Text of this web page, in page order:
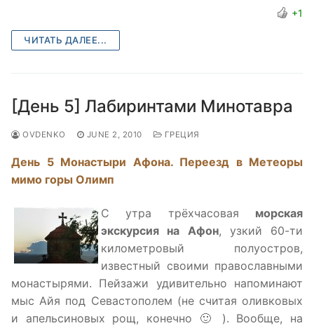
+1
ЧИТАТЬ ДАЛЕЕ...
[День 5] Лабиринтами Минотавра
OVDENKO JUNE 2, 2010 ГРЕЦИЯ
День 5 Монастыри Афона. Переезд в Метеоры
мимо горы Олимп
С утра трёхчасовая морская
экскурсия на Афон, узкий 60-ти
километровый полуостров,
известный своими православными
монастырями. Пейзажи удивительно напоминают
мыс Айя под Севастополем (не считая оливковых
и апельсиновых рощ, конечно 🙂 ). Вообще, на